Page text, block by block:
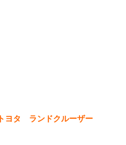
トヨタ ランドクルーザー